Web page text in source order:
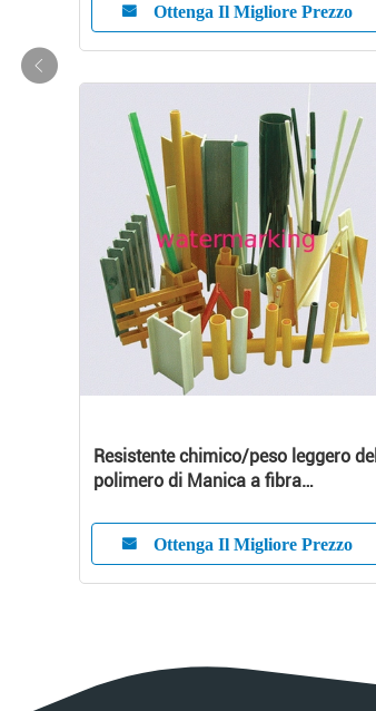
Ottenga Il Migliore Prezzo
Resistente chimico/peso leggero del
polimero di Manica a fibra
Ottenga Il Migliore Prezzo